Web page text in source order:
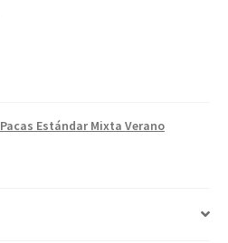
Pacas Estándar Mixta Verano